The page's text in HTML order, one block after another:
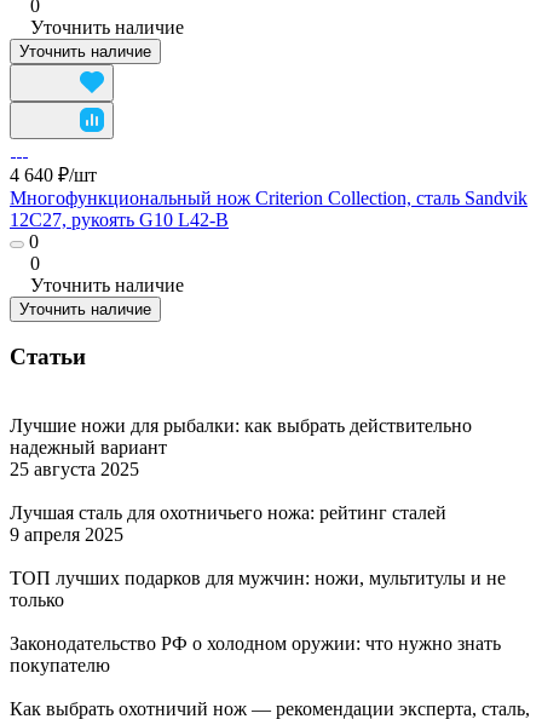
0
Уточнить наличие
Уточнить наличие
4 640 ₽/шт
Многофункциональный нож Criterion Collection, сталь Sandvik
12C27, рукоять G10 L42-B
0
0
Уточнить наличие
Уточнить наличие
Статьи
Лучшие ножи для рыбалки: как выбрать действительно
надежный вариант
25 августа 2025
Лучшая сталь для охотничьего ножа: рейтинг сталей
9 апреля 2025
ТОП лучших подарков для мужчин: ножи, мультитулы и не
только
Законодательство РФ о холодном оружии: что нужно знать
покупателю
Как выбрать охотничий нож — рекомендации эксперта, сталь,